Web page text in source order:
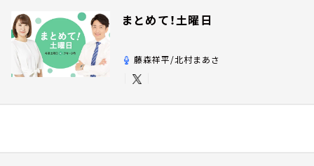
まとめて！土曜日
藤森祥平/北村まあさ